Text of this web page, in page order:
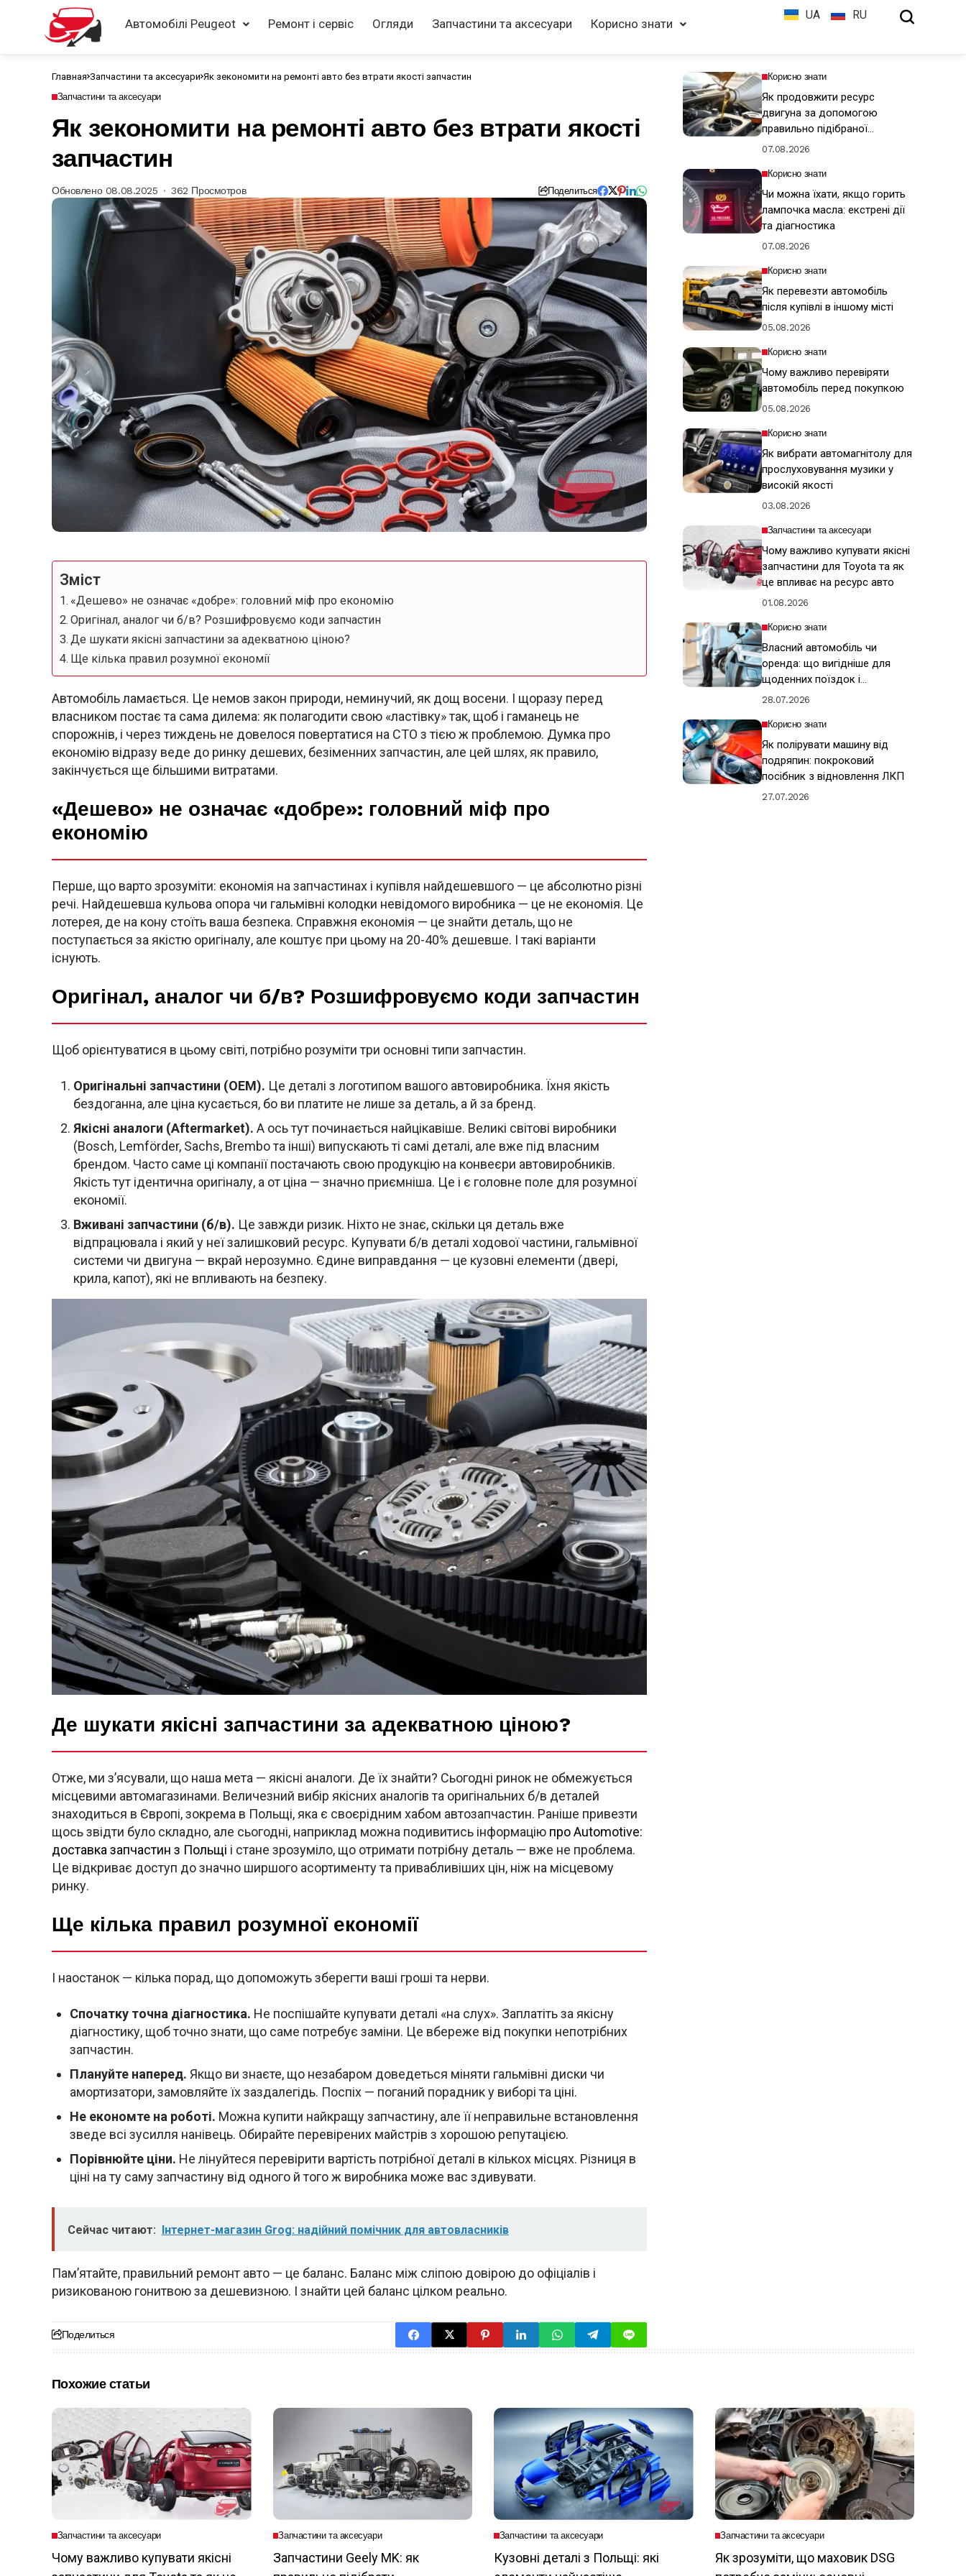
Автомобілі Peugeot Ремонт і сервіс Огляди Запчастини та аксесуари Корисно знати
UA RU
Главная Запчастини та аксесуари Як зекономити на ремонті авто без втрати якості запчастин
Запчастини та аксесуари
Як зекономити на ремонті авто без втрати якості
запчастин
Обновлено 08.08.2025 362 Просмотров Поделиться
Зміст
«Дешево» не означає «добре»: головний міф про економію
Оригінал, аналог чи б/в? Розшифровуємо коди запчастин
Де шукати якісні запчастини за адекватною ціною?
Ще кілька правил розумної економії
Автомобіль ламається. Це немов закон природи, неминучий, як дощ восени. І щоразу перед
власником постає та сама дилема: як полагодити свою «ластівку» так, щоб і гаманець не
спорожнів, і через тиждень не довелося повертатися на СТО з тією ж проблемою. Думка про
економію відразу веде до ринку дешевих, безіменних запчастин, але цей шлях, як правило,
закінчується ще більшими витратами.
«Дешево» не означає «добре»: головний міф про
економію
Перше, що варто зрозуміти: економія на запчастинах і купівля найдешевшого — це абсолютно різні
речі. Найдешевша кульова опора чи гальмівні колодки невідомого виробника — це не економія. Це
лотерея, де на кону стоїть ваша безпека. Справжня економія — це знайти деталь, що не
поступається за якістю оригіналу, але коштує при цьому на 20-40% дешевше. І такі варіанти
існують.
Оригінал, аналог чи б/в? Розшифровуємо коди запчастин
Щоб орієнтуватися в цьому світі, потрібно розуміти три основні типи запчастин.
Оригінальні запчастини (OEM). Це деталі з логотипом вашого автовиробника. Їхня якість
бездоганна, але ціна кусається, бо ви платите не лише за деталь, а й за бренд.
Якісні аналоги (Aftermarket). А ось тут починається найцікавіше. Великі світові виробники
(Bosch, Lemförder, Sachs, Brembo та інші) випускають ті самі деталі, але вже під власним
брендом. Часто саме ці компанії постачають свою продукцію на конвеєри автовиробників.
Якість тут ідентична оригіналу, а от ціна — значно приємніша. Це і є головне поле для розумної
економії.
Вживані запчастини (б/в). Це завжди ризик. Ніхто не знає, скільки ця деталь вже
відпрацювала і який у неї залишковий ресурс. Купувати б/в деталі ходової частини, гальмівної
системи чи двигуна — вкрай нерозумно. Єдине виправдання — це кузовні елементи (двері,
крила, капот), які не впливають на безпеку.
Де шукати якісні запчастини за адекватною ціною?
Отже, ми з’ясували, що наша мета — якісні аналоги. Де їх знайти? Сьогодні ринок не обмежується
місцевими автомагазинами. Величезний вибір якісних аналогів та оригінальних б/в деталей
знаходиться в Європі, зокрема в Польщі, яка є своєрідним хабом автозапчастин. Раніше привезти
щось звідти було складно, але сьогодні, наприклад можна подивитись інформацію про Automotive:
доставка запчастин з Польщі і стане зрозуміло, що отримати потрібну деталь — вже не проблема.
Це відкриває доступ до значно ширшого асортименту та привабливіших цін, ніж на місцевому
ринку.
Ще кілька правил розумної економії
І наостанок — кілька порад, що допоможуть зберегти ваші гроші та нерви.
Спочатку точна діагностика. Не поспішайте купувати деталі «на слух». Заплатіть за якісну
діагностику, щоб точно знати, що саме потребує заміни. Це вбереже від покупки непотрібних
запчастин.
Плануйте наперед. Якщо ви знаєте, що незабаром доведеться міняти гальмівні диски чи
амортизатори, замовляйте їх заздалегідь. Поспіх — поганий порадник у виборі та ціні.
Не економте на роботі. Можна купити найкращу запчастину, але її неправильне встановлення
зведе всі зусилля нанівець. Обирайте перевірених майстрів з хорошою репутацією.
Порівнюйте ціни. Не лінуйтеся перевірити вартість потрібної деталі в кількох місцях. Різниця в
ціні на ту саму запчастину від одного й того ж виробника може вас здивувати.
Сейчас читают: Інтернет-магазин Grog: надійний помічник для автовласників
Пам’ятайте, правильний ремонт авто — це баланс. Баланс між сліпою довірою до офіціалів і
ризикованою гонитвою за дешевизною. І знайти цей баланс цілком реально.
Поделиться
Корисно знати
Як продовжити ресурс
двигуна за допомогою
правильно підібраної
моторної оливи
07.08.2026
Корисно знати
Чи можна їхати, якщо горить
лампочка масла: екстрені дії
та діагностика
07.08.2026
Корисно знати
Як перевезти автомобіль
після купівлі в іншому місті
05.08.2026
Корисно знати
Чому важливо перевіряти
автомобіль перед покупкою
05.08.2026
Корисно знати
Як вибрати автомагнітолу для
прослуховування музики у
високій якості
03.08.2026
Запчастини та аксесуари
Чому важливо купувати якісні
запчастини для Toyota та як
це впливає на ресурс авто
01.08.2026
Корисно знати
Власний автомобіль чи
оренда: що вигідніше для
щоденних поїздок і
подорожей
28.07.2026
Корисно знати
Як полірувати машину від
подряпин: покроковий
посібник з відновлення ЛКП
27.07.2026
Похожие статьи
Запчастини та аксесуари
Чому важливо купувати якісні
Запчастини та аксесуари
Запчастини Geely MK: як
Запчастини та аксесуари
Кузовні деталі з Польщі: які
Запчастини та аксесуари
Як зрозуміти, що маховик DSG